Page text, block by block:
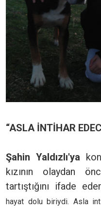
“ASLA İNTİHAR
Şahin Yaldızlı'ya
kızının olaydan
tartıştığını ifade
hayat dolu biriydi. Asla